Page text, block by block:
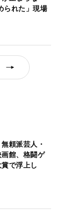
れた」現場
頼派芸人・
館、格闘ゲ
で浮上し